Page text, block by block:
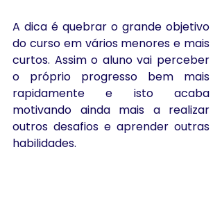
A dica é quebrar o grande objetivo
do curso em vários menores e mais
curtos. Assim o aluno vai perceber
o próprio progresso bem mais
rapidamente e isto acaba
motivando ainda mais a realizar
outros desafios e aprender outras
habilidades.